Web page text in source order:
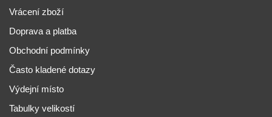
Vrácení zboží
Doprava a platba
Obchodní podmínky
Často kladené dotazy
Výdejní místo
Tabulky velikostí